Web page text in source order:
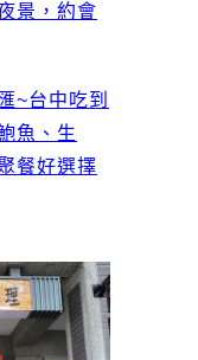
景，約會
~台中吃到
魚、生
餐好選擇